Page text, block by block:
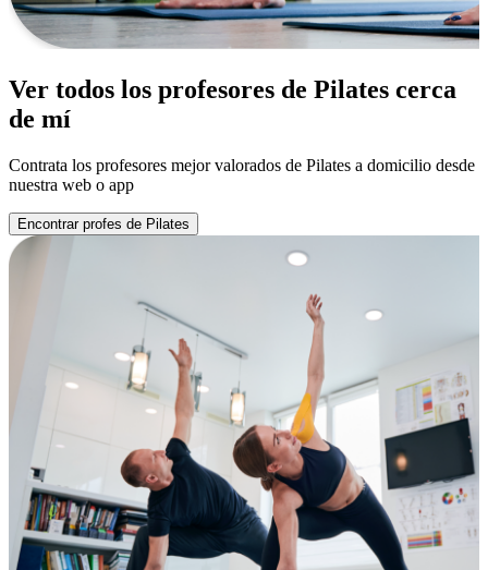
Ver todos los profesores de Pilates cerca
de mí
Contrata los profesores mejor valorados de Pilates a domicilio desde
nuestra web o app
Encontrar profes de Pilates